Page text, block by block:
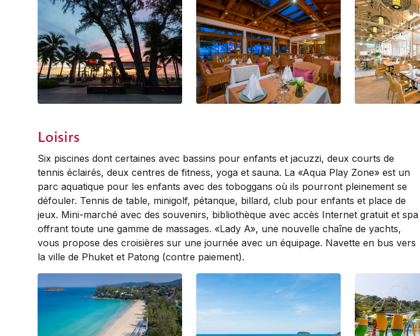
Loisirs
Six piscines dont certaines avec bassins pour enfants et jacuzzi, deux courts de
tennis éclairés, deux centres de fitness, yoga et sauna. La «Aqua Play Zone» est un
parc aquatique pour les enfants avec des toboggans où ils pourront pleinement se
défouler. Tennis de table, minigolf, pétanque, billard, club pour enfants et place de
jeux. Mini-marché avec des souvenirs, bibliothèque avec accès Internet gratuit et spa
offrant toute une gamme de massages. «Lady A», une nouvelle chaîne de yachts,
vous propose des croisières sur une journée avec un équipage. Navette en bus vers
la ville de Phuket et Patong (contre paiement).